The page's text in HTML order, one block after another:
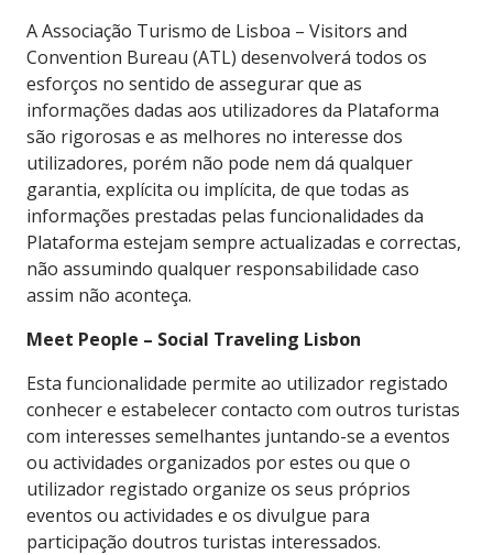
A Associação Turismo de Lisboa – Visitors and
Convention Bureau (ATL) desenvolverá todos os
esforços no sentido de assegurar que as
informações dadas aos utilizadores da Plataforma
são rigorosas e as melhores no interesse dos
utilizadores, porém não pode nem dá qualquer
garantia, explícita ou implícita, de que todas as
informações prestadas pelas funcionalidades da
Plataforma estejam sempre actualizadas e correctas,
não assumindo qualquer responsabilidade caso
assim não aconteça.
Meet People – Social Traveling Lisbon
Esta funcionalidade permite ao utilizador registado
conhecer e estabelecer contacto com outros turistas
com interesses semelhantes juntando-se a eventos
ou actividades organizados por estes ou que o
utilizador registado organize os seus próprios
eventos ou actividades e os divulgue para
participação doutros turistas interessados.